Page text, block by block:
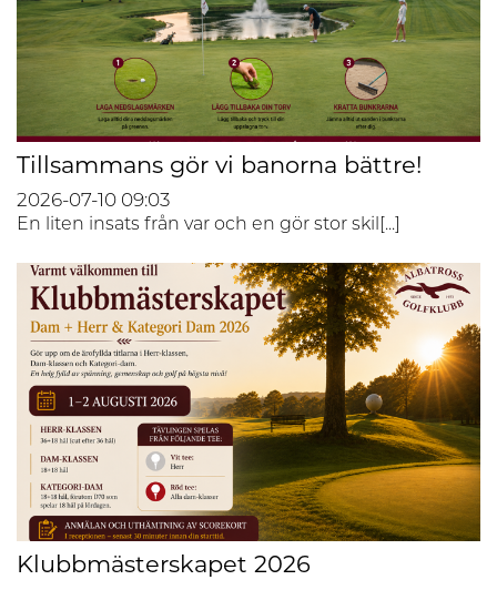
Tillsammans gör vi banorna bättre!
2026-07-10 09:03
En liten insats från var och en gör stor skil[...]
Klubbmästerskapet 2026